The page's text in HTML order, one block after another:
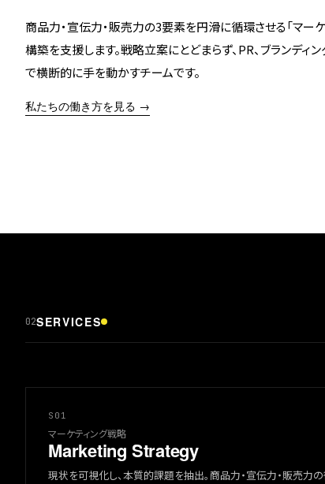
商品力・宣伝力・販売力の3要素を円滑に循環させる「マー
構築を支援します。戦略立案にとどまらず、PR、ブランディン
で横断的に手を動かすチームです。
私たちの働き方を見る →
02SERVICES
S01
マーケティング戦略
Marketing Strategy
現状を可視化し、本質的課題を抽出。商品力・宣伝力・販売力